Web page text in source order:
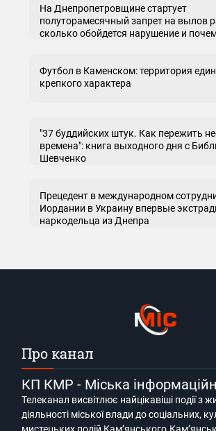
На Днепропетровщине стартует
полуторамесячный запрет на вылов
сколько обойдется нарушение и
Футбол в Каменском: территория
крепкого характера
"37 буддийских штук. Как пережить
времена": книга выходного дня с
Шевченко
Прецедент в международном
Иордании в Украину впервые
наркодельца из Днепра
Про канал
КП КМР - Міська
Телеканал висвітлює найцікавіші події з
діяльності міської влади до соціальних,
мистецьких подій